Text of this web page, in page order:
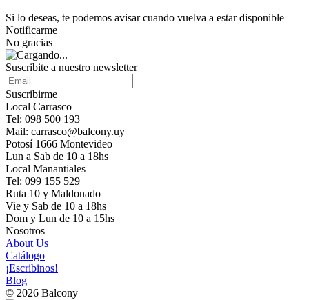
Si lo deseas, te podemos avisar cuando vuelva a estar disponible
Notificarme
No gracias
Suscribite a nuestro newsletter
Suscribirme
Local Carrasco
Tel: 098 500 193
Mail: carrasco@balcony.uy
Potosí 1666 Montevideo
Lun a Sab de 10 a 18hs
Local Manantiales
Tel: 099 155 529
Ruta 10 y Maldonado
Vie y Sab de 10 a 18hs
Dom y Lun de 10 a 15hs
Nosotros
About Us
Catálogo
¡Escribinos!
Blog
© 2026 Balcony